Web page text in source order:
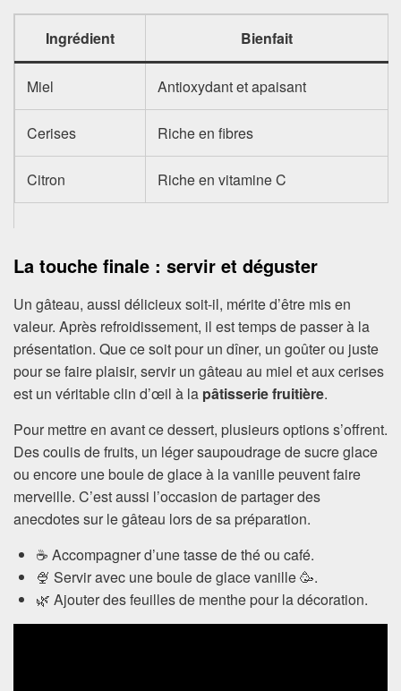
Ingrédient Bienfait
Miel Antioxydant et apaisant
Cerises Riche en fibres
Citron Riche en vitamine C
La touche finale : servir et déguster
Un gâteau, aussi délicieux soit-il, mérite d’être mis en
valeur. Après refroidissement, il est temps de passer à la
présentation. Que ce soit pour un dîner, un goûter ou juste
pour se faire plaisir, servir un gâteau au miel et aux cerises
est un véritable clin d’œil à la pâtisserie fruitière.
Pour mettre en avant ce dessert, plusieurs options s’offrent.
Des coulis de fruits, un léger saupoudrage de sucre glace
ou encore une boule de glace à la vanille peuvent faire
merveille. C’est aussi l’occasion de partager des
anecdotes sur le gâteau lors de sa préparation.
☕ Accompagner d’une tasse de thé ou café.
🍨 Servir avec une boule de glace vanille 🥳.
🌿 Ajouter des feuilles de menthe pour la décoration.